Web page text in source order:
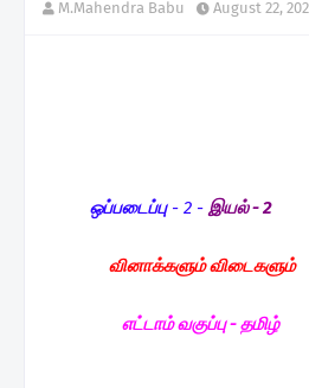
M.Mahendra Babu August 22,
ஒப்படைப்பு- 2 - இயல் - 2
வினாக்களும் விடைகளும்
எட்டாம் வகுப்பு - தமிழ்